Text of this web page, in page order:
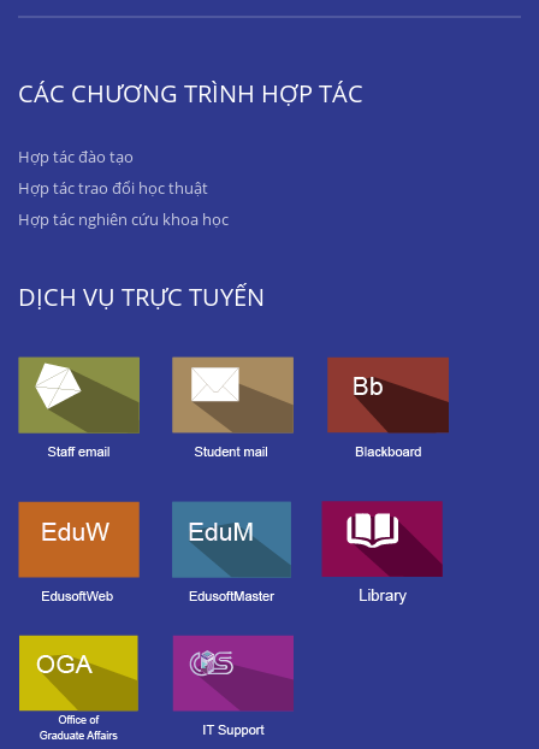
CÁC CHƯƠNG TRÌNH HỢP TÁC
Hợp tác đào tạo
Hợp tác trao đổi học thuật
Hợp tác nghiên cứu khoa học
DỊCH VỤ TRỰC TUYẾN